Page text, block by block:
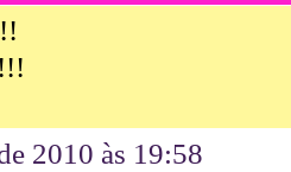
2010 às 19:58